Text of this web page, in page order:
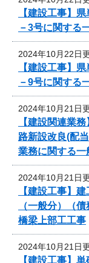
【建設工事】
－3号に関する
2024年10月22日
【建設工事】
－9号に関する
2024年10月21日
【建設関連業
路新設改良(配
業務に関する
2024年10月21日
【建設工事】
（一般分）（
橋梁上部工工事
2024年10月21日
【建設工事】